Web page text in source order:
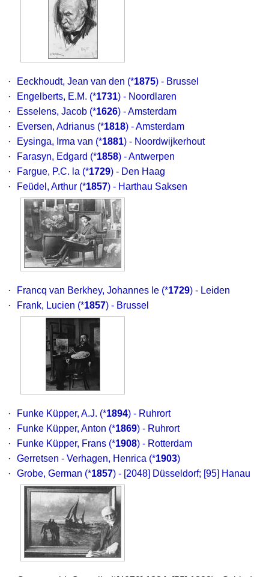
· Eeckhoudt, Jean van den (*1875) - Brussel
·
Engelberts, E.M. (*1731) - Noordlaren
·
Esselens, Jacob (*1626) - Amsterdam
·
Eversen, Adrianus (*1818) - Amsterdam
·
Eysinga, Irma van (*1881) - Noordwijkerhout
·
Farasyn, Edgard (*1858) - Antwerpen
·
Fargue, P.C. la (*1729) - Den Haag
·
Feüdel, Arthur (*1857) - Harthau Saksen
· Francq van Berkhey, Johannes le (*1729) - Leiden
·
Frank, Lucien (*1857) - Brussel
· Funke Küpper, A.J. (*1894) - Ruhrort
·
Funke Küpper, Anton (*1869) - Ruhrort
·
Funke Küpper, Frans (*1908) - Rotterdam
·
Gerretsen - Verhagen, Henrica (*1903)
·
Grobe, German (*1857) - [2048] Düsseldorf; [95] Hanau